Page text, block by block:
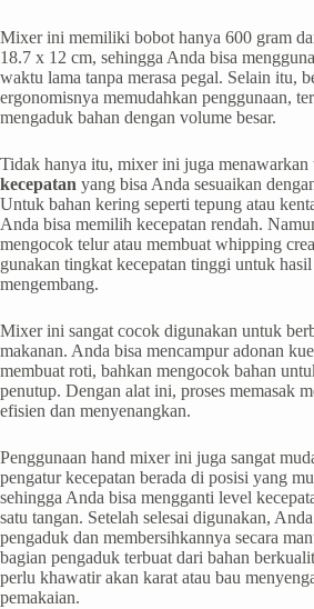
Mixer ini memiliki bobot hanya 600 gram
18.7 x 12 cm, sehingga Anda bisa
waktu lama tanpa merasa pegal. Selain itu,
ergonomisnya memudahkan penggunaan,
mengaduk bahan dengan volume besar.
Tidak hanya itu, mixer ini juga menawarkan
kecepatan yang bisa Anda sesuaikan
Untuk bahan kering seperti tepung atau
Anda bisa memilih kecepatan rendah.
mengocok telur atau membuat whipping
gunakan tingkat kecepatan tinggi untuk
mengembang.
Mixer ini sangat cocok digunakan untuk
makanan. Anda bisa mencampur adonan
membuat roti, bahkan mengocok bahan
penutup. Dengan alat ini, proses memasak
efisien dan menyenangkan.
Penggunaan hand mixer ini juga sangat
pengatur kecepatan berada di posisi yang
sehingga Anda bisa mengganti level
satu tangan. Setelah selesai digunakan,
pengaduk dan membersihkannya secara
bagian pengaduk terbuat dari bahan
perlu khawatir akan karat atau bau
pemakaian.